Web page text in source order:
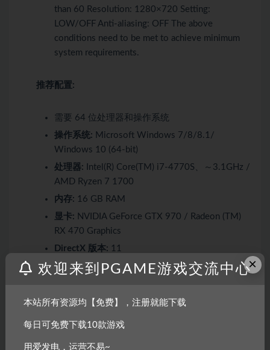
than 60 Resolution: 1280×720 Setting:
LOW/OFF Anti-aliasing: OFF The above
conditions need to be met to achieve minimum
system requirements.
推荐配置:
需要 64 位处理器和操作系统
操作系统: Microsoft Windows 7/8/8.1/
Windows 10 (64-bit)
处理器: Intel(R) Core(TM) i7-4770S、～3.1GHz /
AMD Ryzen 7 1700
内存: 16 GB RAM
显卡: NVIDIA GeForce GTX 970 / Radeon (TM)
RX 470 Graphics
DirectX 版本: 11
存储空间:需要 25 GB 可用空间
附注事项:Reccomended Spec requirement: Frame
1920×1080 Setting: HIGH Anti-aliasing: 2x or
more The above conditions need to be met to
×
欢迎来到PGAME游戏交流中心
本站所有资源均【免费】，注册就能下载
每日可免费下载10款游戏
用爱发电，运营不易~